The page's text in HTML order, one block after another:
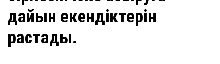
дайын екендіктерін
растады.